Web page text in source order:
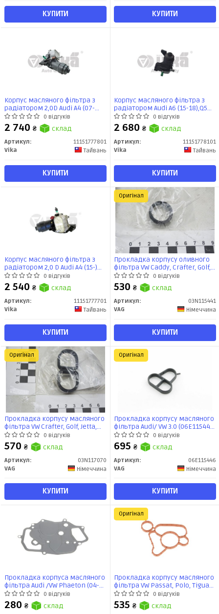
КУПИТИ КУПИТИ
Корпус масляного фільтра з
радіатором 2,0D Audi A4 (07-
15),A6 (12-),Q5 (09-)
(11151777801) VIKA
0 відгуків
2 740 ₴ склад
Артикул:
11151777801
Vika
Тайвань
КУПИТИ
Корпус масляного фільтра з
радіатором Audi A6 (15-18),Q5
(13-17) (11151778101) VIKA
0 відгуків
2 680 ₴ склад
Артикул:
11151778101
Vika
Тайвань
КУПИТИ
Корпус масляного фільтра з
радіатором 2,0 D Audi A4 (15-)
(11151777701) vika
0 відгуків
2 540 ₴ склад
Артикул:
11151777701
Vika
Тайвань
КУПИТИ
Прокладка корпусу оливного
фільтра VW Caddy, Crafter, Golf,
Jetta, Passat/Skoda Octavia,
Superb, Yeti/Seat Ateca 1.6, 2.0
(16-) (03N115441) VAG
0 відгуків
530 ₴ склад
Артикул:
03N115441
VAG
Німеччина
КУПИТИ
Оригінал
Прокладка корпусу масляного
фільтра VW Crafter, Golf, Jetta,
Passat, Tiguan/Seat Ateca, Ibiza,
Leon Tolrdo 2.0 (03N117070) VAG
0 відгуків
570 ₴ склад
Артикул:
03N117070
VAG
Німеччина
КУПИТИ
Оригінал
Прокладка корпусу масляного
фільтра Audi/ VW 3.0 (06E115446)
VAG
0 відгуків
695 ₴ склад
Артикул:
06E115446
VAG
Німеччина
КУПИТИ
Оригінал
Прокладка корпуса масляного
фільтра Audi /VW Phaeton (04-
16), Touareg (02-10) 2,7-3,0 TDI
(11151789401) VIKA
0 відгуків
280 ₴ склад
Прокладка корпусу масляного
фільтра VW Passat, Polo, Tiguan,
Golf/Audi A3-A6/Skoda Octavia,
Superb 1.8, 2.0 (15-) (06N115441)
VAG
0 відгуків
535 ₴ склад
Оригінал